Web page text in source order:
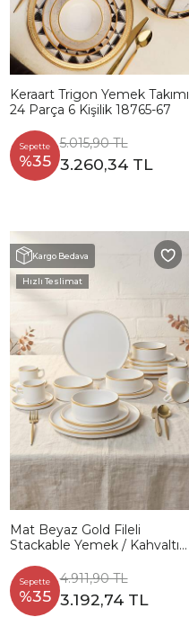
Keraart Trigon Yemek Takımı
24 Parça 6 Kişilik 18765-67
Sepette
%35
5.015,90 TL
3.260,34 TL
Kargo Bedava
Hızlı Teslimat
Mat Beyaz Gold Fileli
Stackable Yemek / Kahvaltı
Sepette
%35
4.911,90 TL
3.192,74 TL